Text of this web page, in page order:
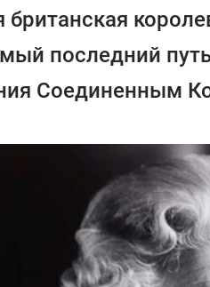
британская
последний
Соединенным